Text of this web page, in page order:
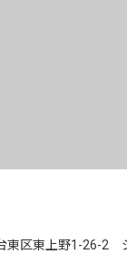
区東上野1-26-2